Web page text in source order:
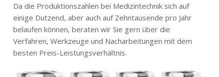
Da die Produktionszahlen bei Medizintechnik sich auf
einige Dutzend, aber auch auf Zehntausende pro Jahr
belaufen können, beraten wir Sie gern über die
Verfahren, Werkzeuge und Nacharbeitungen mit dem
besten Preis-Leistungsverhältnis.